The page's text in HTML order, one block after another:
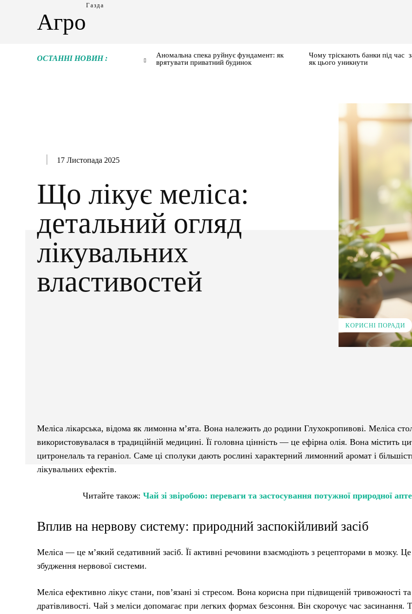
Агро
Газда
ОСТАННІ НОВИН :
Аномальна спека руйнує фундамент: як
врятувати приватний будинок
Чому тріскають банки під час
як цього уникнути
17 Листопада 2025
Що лікує меліса:
детальний огляд
лікувальних
властивостей
КОРИСНІ ПОРАДИ
Меліса лікарська, відома як лимонна м’ята. Вона належить до родини Глухокропивові. Меліса
використовувалася в традиційній медицині. Її головна цінність — це ефірна олія. Вона містить
цитронелаль та гераніол. Саме ці сполуки дають рослині характерний лимонний аромат і
лікувальних ефектів.
Читайте також: Чай зі звіробою: переваги та застосування потужної природної
Вплив на нервову систему: природний заспокійливий засіб
Меліса — це м’який седативний засіб. Її активні речовини взаємодіють з рецепторами в мозку.
збудження нервової системи.
Меліса ефективно лікує стани, пов’язані зі стресом. Вона корисна при підвищеній тривожності та
дратівливості. Чай з меліси допомагає при легких формах безсоння. Він скорочує час засинання.